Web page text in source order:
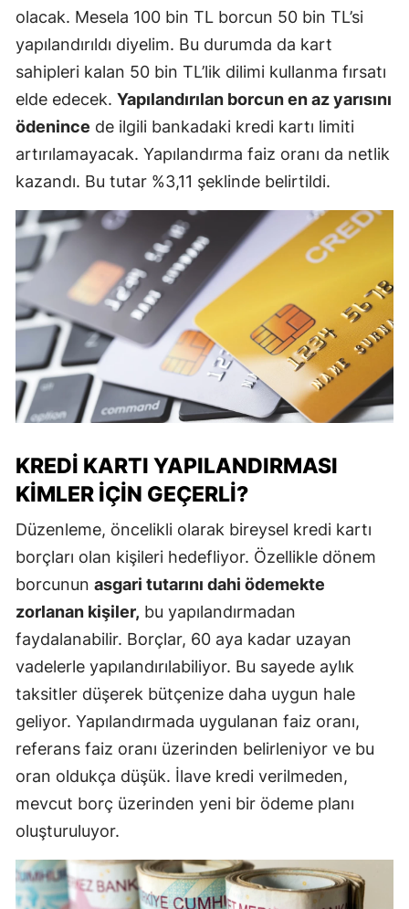
olacak. Mesela 100 bin TL borcun 50 bin TL’si
yapılandırıldı diyelim. Bu durumda da kart
sahipleri kalan 50 bin TL’lik dilimi kullanma fırsatı
elde edecek. Yapılandırılan borcun en az yarısını
ödenince de ilgili bankadaki kredi kartı limiti
artırılamayacak. Yapılandırma faiz oranı da netlik
kazandı. Bu tutar %3,11 şeklinde belirtildi.
KREDI KARTI YAPILANDIRMASI
KIMLER İÇIN GEÇERLI?
Düzenleme, öncelikli olarak bireysel kredi kartı
borçları olan kişileri hedefliyor. Özellikle dönem
borcunun asgari tutarını dahi ödemekte
zorlanan kişiler, bu yapılandırmadan
faydalanabilir. Borçlar, 60 aya kadar uzayan
vadelerle yapılandırılabiliyor. Bu sayede aylık
taksitler düşerek bütçenize daha uygun hale
geliyor. Yapılandırmada uygulanan faiz oranı,
referans faiz oranı üzerinden belirleniyor ve bu
oran oldukça düşük. İlave kredi verilmeden,
mevcut borç üzerinden yeni bir ödeme planı
oluşturuluyor.